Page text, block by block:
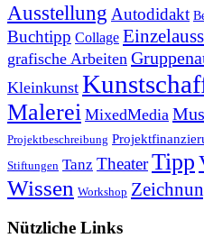
Ausstellung Autodidakt
Buchtipp Collage
grafische Arbeiten
Kleinkunst
Malerei MixedMedia
Projektbeschreibung
Stiftungen Tanz TheaterTipp
Wissen Workshop
Nützliche Links